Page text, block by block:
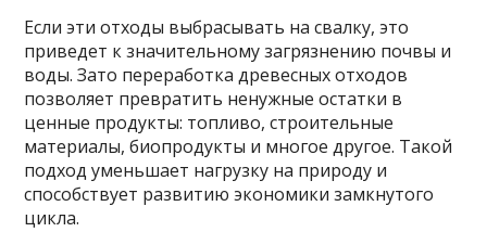
Если эти отходы выбрасывать на свалку, это
приведет к значительному загрязнению почвы и
воды. Зато переработка древесных отходов
позволяет превратить ненужные остатки в
ценные продукты: топливо, строительные
материалы, биопродукты и многое другое. Такой
подход уменьшает нагрузку на природу и
способствует развитию экономики замкнутого
цикла.